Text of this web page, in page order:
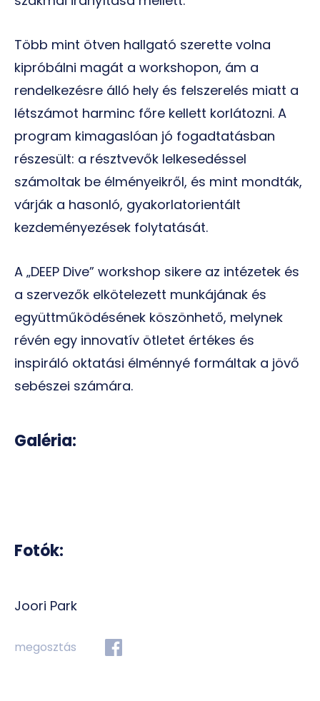
Több mint ötven hallgató szerette volna
kipróbálni magát a workshopon, ám a
rendelkezésre álló hely és felszerelés miatt a
létszámot harminc főre kellett korlátozni. A
program kimagaslóan jó fogadtatásban
részesült: a résztvevők lelkesedéssel
számoltak be élményeikről, és mint mondták,
várják a hasonló, gyakorlatorientált
kezdeményezések folytatását.
A „DEEP Dive” workshop sikere az intézetek és
a szervezők elkötelezett munkájának és
együttműködésének köszönhető, melynek
révén egy innovatív ötletet értékes és
inspiráló oktatási élménnyé formáltak a jövő
sebészei számára.
Galéria:
Fotók:
Joori Park
megosztás